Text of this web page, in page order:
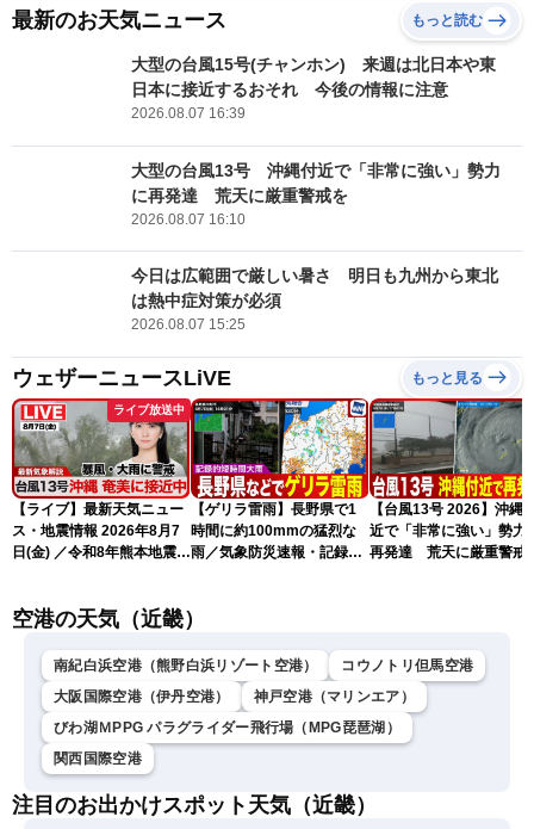
最新のお天気ニュース もっと読む
大型の台風15号(チャンホン) 来週は北日本や東
日本に接近するおそれ 今後の情報に注意
2026.08.07 16:39
大型の台風13号 沖縄付近で「非常に強い」勢力
に再発達 荒天に厳重警戒を
2026.08.07 16:10
今日は広範囲で厳しい暑さ 明日も九州から東北
は熱中症対策が必須
2026.08.07 15:25
ウェザーニュースLiVE もっと見る
ライブ放送中
【ライブ】最新天気ニュー
ス・地震情報 2026年8月7
日(金) ／令和8年熊本地震情
ーン・駒木結衣／内藤邦
【ゲリラ雷雨】長野県で1
時間に約100mmの猛烈な
雨／気象防災速報・記録的
【台風13号 2026】沖縄
近で「非常に強い」勢力
再発達 荒天に厳重警戒
空港の天気（近畿）
南紀白浜空港（熊野白浜リゾート空港）
コウノトリ但馬空港
大阪国際空港（伊丹空港）
神戸空港（マリンエア）
びわ湖ＭPPG パラグライダー飛行場（MPG琵琶湖）
関西国際空港
注目のお出かけスポット天気（近畿）